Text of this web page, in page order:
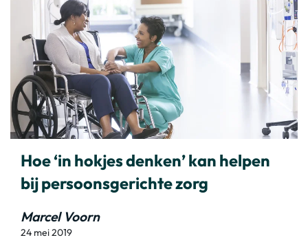
Hoe ‘in hokjes denken’ kan helpen
bij persoonsgerichte zorg
Marcel Voorn
24 mei 2019